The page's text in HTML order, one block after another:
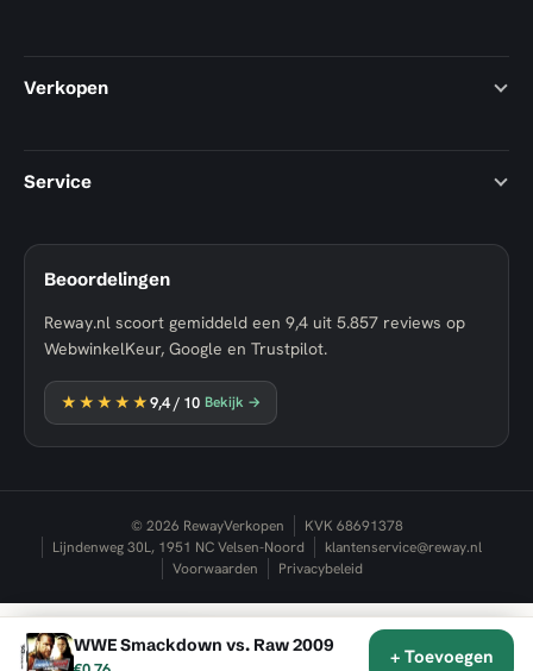
WWE Smackdown vs. Raw 2009 + Toevoegen
Verkopen
Service
Beoordelingen
Reway.nl scoort gemiddeld een 9,4 uit 5.857 reviews op
WebwinkelKeur, Google en Trustpilot.
★★★★★9,4/ 10 Bekijk →
© 2026 RewayVerkopen
KVK 68691378
Lijndenweg 30L, 1951 NC Velsen-Noord
klantenservice@reway.nl
Voorwaarden
Privacybeleid
★★★★★9,4 ✕